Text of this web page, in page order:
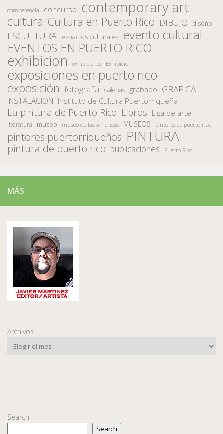
competencia concurso contemporary art
cultura Cultura en Puerto Rico DIBUJO diseño
ESCULTURA espacios culturales evento cultural
EVENTOS EN PUERTO RICO
exhibicion exhibiciones Exhibición
exposiciones en puerto rico
exposición fotografía Galerias grabado GRAFICA
INSTALACION Instituto de Cultura Puertorriqueña
La pintura de Puerto Rico Libros Liga de arte
literatura museo museo de las americas MUSEOS pintores de puerto rico
pintores puertorriqueños PINTURA
pintura de puerto rico publicaciones Puerto Rico
MÁS
Archivos
Search
Search